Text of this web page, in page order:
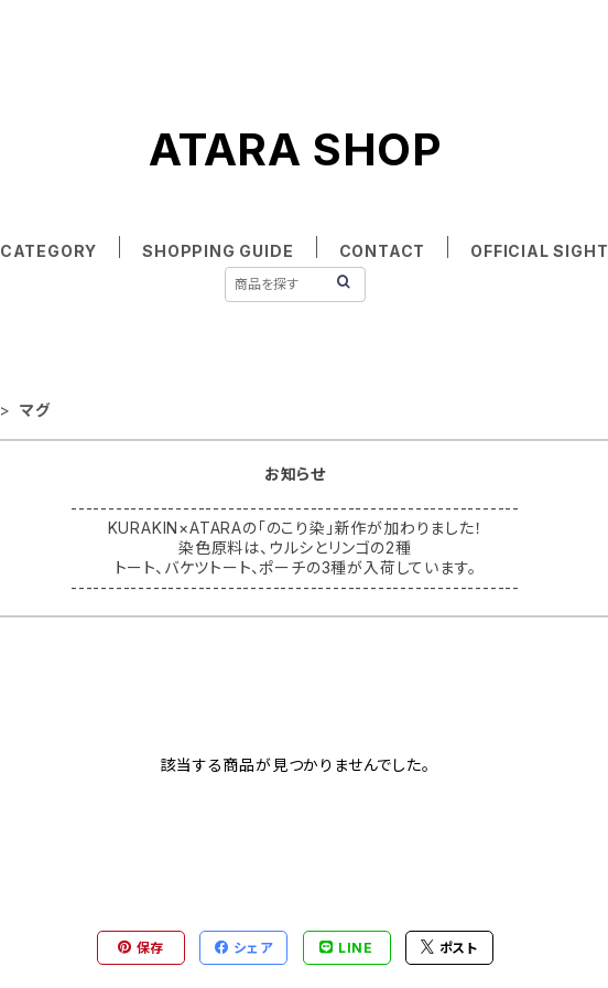
ATARA SHOP
CATEGORY SHOPPING GUIDE CONTACT OFFICIAL SIGHT
マグ
お知らせ
------------------------------------------------------------
KURAKIN×ATARAの「のこり染」新作が加わりました！
染色原料は、ウルシとリンゴの2種
トート、バケツトート、ポーチの3種が入荷しています。
------------------------------------------------------------
該当する商品が見つかりませんでした。
保存 シェア LINE ポスト